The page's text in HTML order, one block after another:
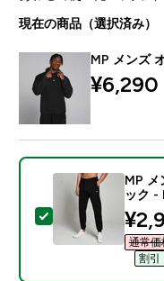
現在の商品（選択済み）
MP メンズ
¥6,290‎
この商品を選択
MP メ
ック -
通常
割引